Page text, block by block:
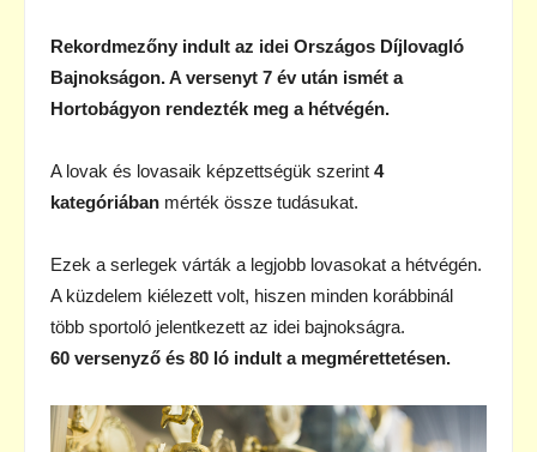
Rekordmezőny indult az idei Országos Díjlovagló
Bajnokságon. A versenyt 7 év után ismét a
Hortobágyon rendezték meg a hétvégén.
A lovak és lovasaik képzettségük szerint 4
kategóriában mérték össze tudásukat.
Ezek a serlegek várták a legjobb lovasokat a hétvégén.
A küzdelem kiélezett volt, hiszen minden korábbinál
több sportoló jelentkezett az idei bajnokságra.
60 versenyző és 80 ló indult a megmérettetésen.